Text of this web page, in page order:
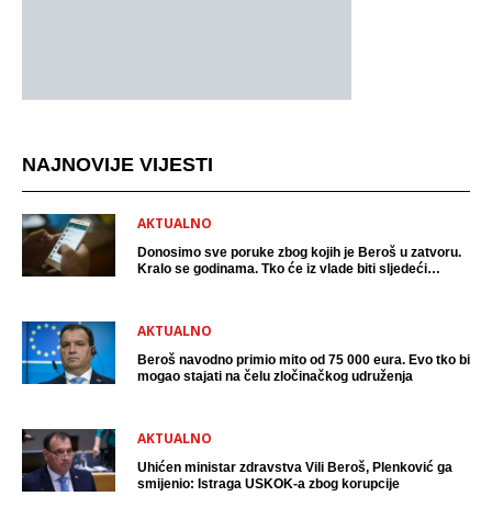
NAJNOVIJE VIJESTI
AKTUALNO
Donosimo sve poruke zbog kojih je Beroš u zatvoru.
Kralo se godinama. Tko će iz vlade biti sljedeći
AKTUALNO
Beroš navodno primio mito od 75 000 eura. Evo tko bi
mogao stajati na čelu zločinačkog udruženja
AKTUALNO
Uhićen ministar zdravstva Vili Beroš, Plenković ga
smijenio: Istraga USKOK-a zbog korupcije